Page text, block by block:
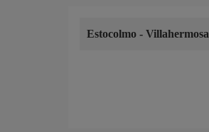
Estocolmo - Villahermosa